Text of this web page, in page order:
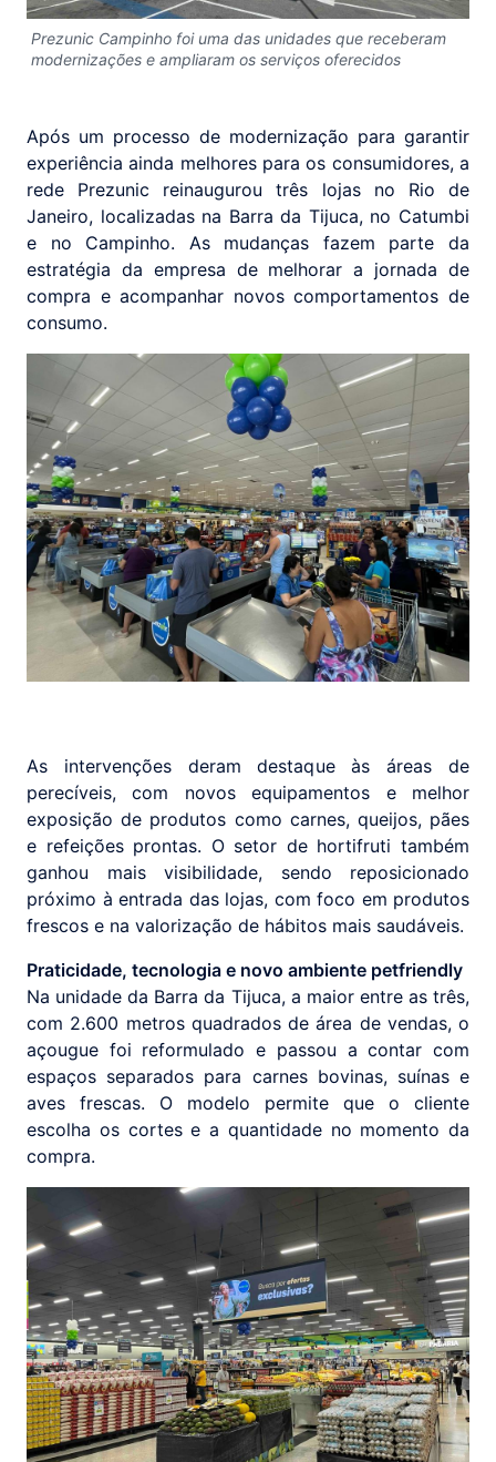
Prezunic Campinho foi uma das unidades que receberam
modernizações e ampliaram os serviços oferecidos
Após um processo de modernização para garantir
experiência ainda melhores para os consumidores, a
rede Prezunic reinaugurou três lojas no Rio de
Janeiro, localizadas na Barra da Tijuca, no Catumbi
e no Campinho. As mudanças fazem parte da
estratégia da empresa de melhorar a jornada de
compra e acompanhar novos comportamentos de
consumo.
As intervenções deram destaque às áreas de
perecíveis, com novos equipamentos e melhor
exposição de produtos como carnes, queijos, pães
e refeições prontas. O setor de hortifruti também
ganhou mais visibilidade, sendo reposicionado
próximo à entrada das lojas, com foco em produtos
frescos e na valorização de hábitos mais saudáveis.
Praticidade, tecnologia e novo ambiente petfriendly
Na unidade da Barra da Tijuca, a maior entre as três,
com 2.600 metros quadrados de área de vendas, o
açougue foi reformulado e passou a contar com
espaços separados para carnes bovinas, suínas e
aves frescas. O modelo permite que o cliente
escolha os cortes e a quantidade no momento da
compra.